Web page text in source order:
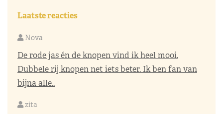
Laatste reacties
Nova
De rode jas én de knopen vind ik heel mooi.
Dubbele rij knopen net iets beter. Ik ben fan van
bijna alle..
zita